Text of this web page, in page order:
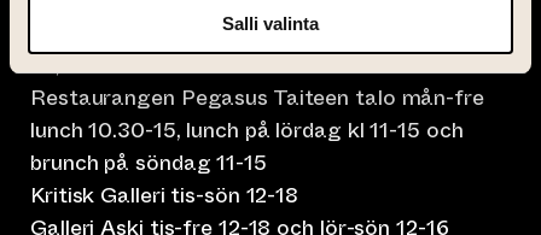
Salli valinta
Café Elephanten sön-mån 10-20, tis-tor klo 10-
23, fre-lör klo 10-01.30
Restaurangen Pegasus Taiteen talo mån-fre
lunch 10.30-15, lunch på lördag kl 11-15 och
brunch på söndag 11-15
Kritisk Galleri tis-sön 12-18
Galleri Aski tis-fre 12-18 och lör-sön 12-16